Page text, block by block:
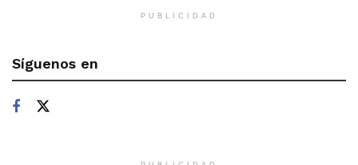
PUBLICIDAD
Síguenos en